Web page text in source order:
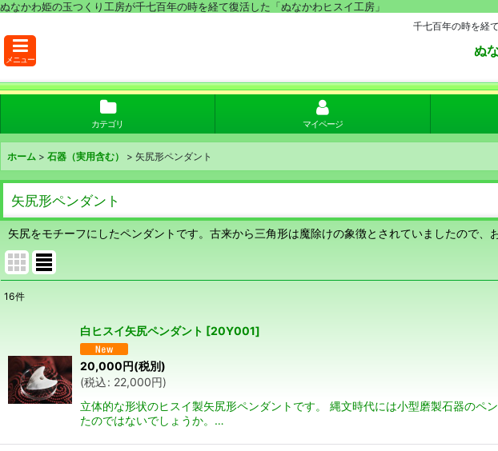
ぬなかわ姫の玉つくり工房が千七百年の時を経て復活した「ぬなかわヒスイ工房」
千七百年の時を経
メニュー
ぬ
カテゴリ マイページ
ホーム > 石器（実用含む） > 矢尻形ペンダント
矢尻形ペンダント
矢尻をモチーフにしたペンダントです。古来から三角形は魔除けの象徴とされていましたので、
並び順:
16件
白ヒスイ矢尻ペンダント [20Y001]
20,000円(税別)
(税込: 22,000円)
立体的な形状のヒスイ製矢尻形ペンダントです。 縄文時代には小型磨製石器の
たのではないでしょうか。…